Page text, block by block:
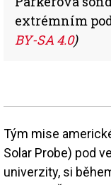
extrémním
BY-SA 4.0)
Tým mise
Solar Probe) pod
univerzity, si